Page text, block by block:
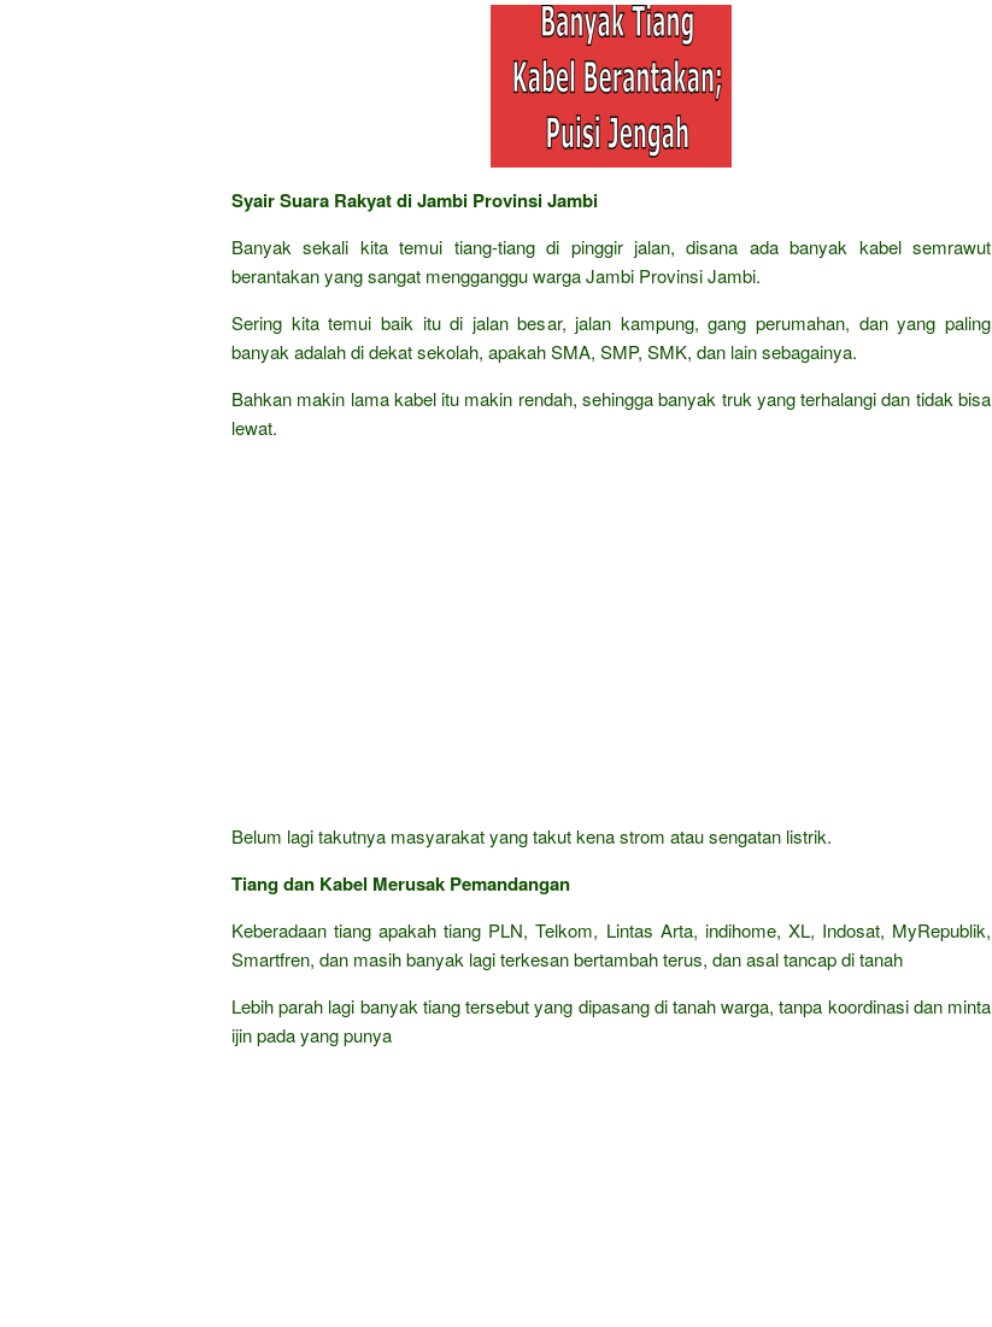
Syair Suara Rakyat di Jambi Provinsi Jambi
Banyak sekali kita temui tiang-tiang di pinggir jalan, disana ada banyak kabel semrawut
berantakan yang sangat mengganggu warga Jambi Provinsi Jambi.
Sering kita temui baik itu di jalan besar, jalan kampung, gang perumahan, dan yang paling
banyak adalah di dekat sekolah, apakah SMA, SMP, SMK, dan lain sebagainya.
Bahkan makin lama kabel itu makin rendah, sehingga banyak truk yang terhalangi dan tidak bisa
lewat.
Belum lagi takutnya masyarakat yang takut kena strom atau sengatan listrik.
Tiang dan Kabel Merusak Pemandangan
Keberadaan tiang apakah tiang PLN, Telkom, Lintas Arta, indihome, XL, Indosat, MyRepublik,
Smartfren, dan masih banyak lagi terkesan bertambah terus, dan asal tancap di tanah
Lebih parah lagi banyak tiang tersebut yang dipasang di tanah warga, tanpa koordinasi dan minta
ijin pada yang punya